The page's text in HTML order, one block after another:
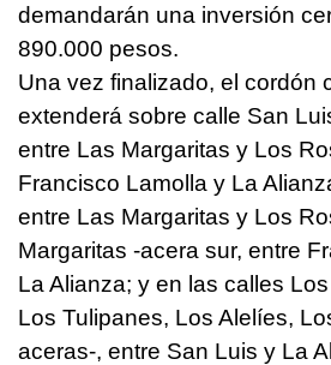
demandarán una inversión
890.000 pesos.
Una vez finalizado, el cordón
extenderá sobre calle San
entre Las Margaritas y Los
Francisco Lamolla y La
entre Las Margaritas y Los
Margaritas -acera sur, entre
La Alianza; y en las calles
Los Tulipanes, Los Alelíes,
aceras-, entre San Luis y La